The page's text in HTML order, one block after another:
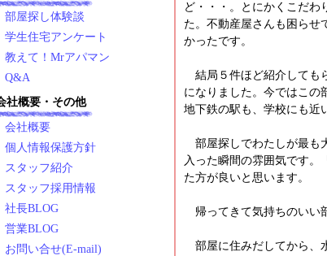
ど・・・。とにかくこだわ
た。不動産屋さんも困らせ
かったです。
結局５件ほど紹介しても
になりました。今ではこの
地下鉄の駅も、学校にも近
部屋探しでわたしが最も
入った瞬間の雰囲気です。
た方が良いと思います。
帰ってきて気持ちのいい
部屋に住みだしてから、
部屋探し体験談
学生住宅アンケート
教えて！Mrアパマン
Q&A
社概要・その他
会社概要
個人情報保護方針
スタッフ紹介
スタッフ採用情報
社長BLOG
営業BLOG
お問い合せ(E-mail)